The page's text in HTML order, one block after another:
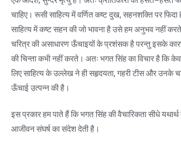
चाहिए। रूसी साहित्य में वर्णित कष्ट दुख, सहनशक्ति पर
साहित्य में कष्ट सहन की जो भावना है उसे हम अनुभव नहीं
चरित्र की असाधारण ऊँचाइयों के प्रशंसक है परन्तु इसके
की चिन्ता कभी नहीं करते। अतः भगत सिंह का विचार है कि
लिए साहित्य के उल्लेख ने ही सहृदयता, गहरी टीस और उनके
ऊँचाई उत्पन्न की है।
इस प्रकार हम पाते हैं कि भगत सिंह की वैचारिकता सीधे
आजीवन संघर्ष का संदेश देती है।